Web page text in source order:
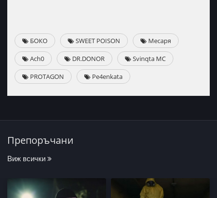
БОКО SWEET POISON Месаря
Ach0 DR.DONOR Svinqta MC
PROTAGON Pe4enkata
Препоръчани
Виж всички